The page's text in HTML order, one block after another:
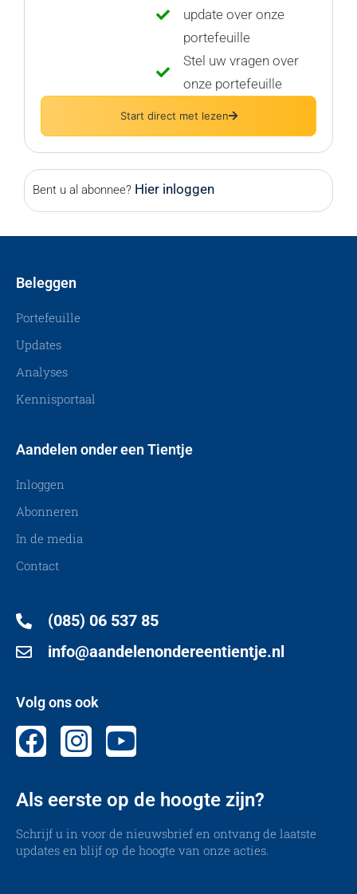
update over onze
portefeuille
Stel uw vragen over
onze portefeuille
Start direct met lezen
Bent u al abonnee? Hier inloggen
Beleggen
Portefeuille
Updates
Analyses
Kennisportaal
Aandelen onder een Tientje
Inloggen
Abonneren
In de media
Contact
(085) 06 537 85
info@aandelenondereentientje.nl
Volg ons ook
Als eerste op de hoogte zijn?
Schrijf u in voor de nieuwsbrief en ontvang de laatste
updates en blijf op de hoogte van onze acties.